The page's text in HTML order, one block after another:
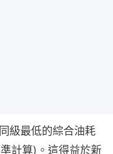
級最低的綜合油耗
計算)。這得益於新